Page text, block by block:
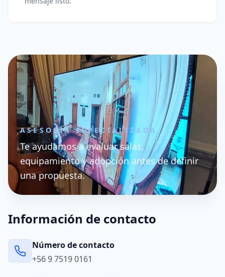
ASESORÍA ESPECIALIZADA
Te ayudamos a evaluar salas,
equipamiento y adopción antes de definir
una propuesta.
Información de contacto
Número de contacto
+56 9 7519 0161